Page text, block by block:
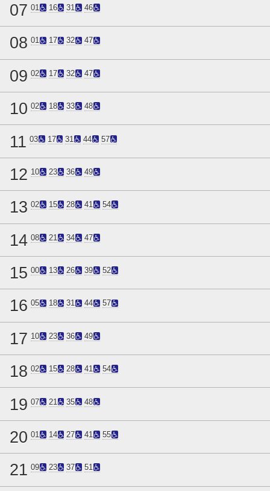
07 01 16 31 46
08 01 17 32 47
09 02 17 32 47
10 02 18 33 48
11 03 17 31 44 57
12 10 23 36 49
13 02 15 28 41 54
14 08 21 34 47
15 00 13 26 39 52
16 05 18 31 44 57
17 10 23 36 49
18 02 15 28 41 54
19 07 21 35 48
20 01 14 27 41 55
21 09 23 37 51